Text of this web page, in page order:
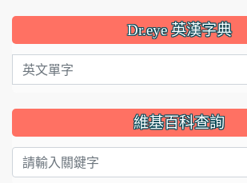
Dr.eye 英漢字典
英文單字
維基百科查詢